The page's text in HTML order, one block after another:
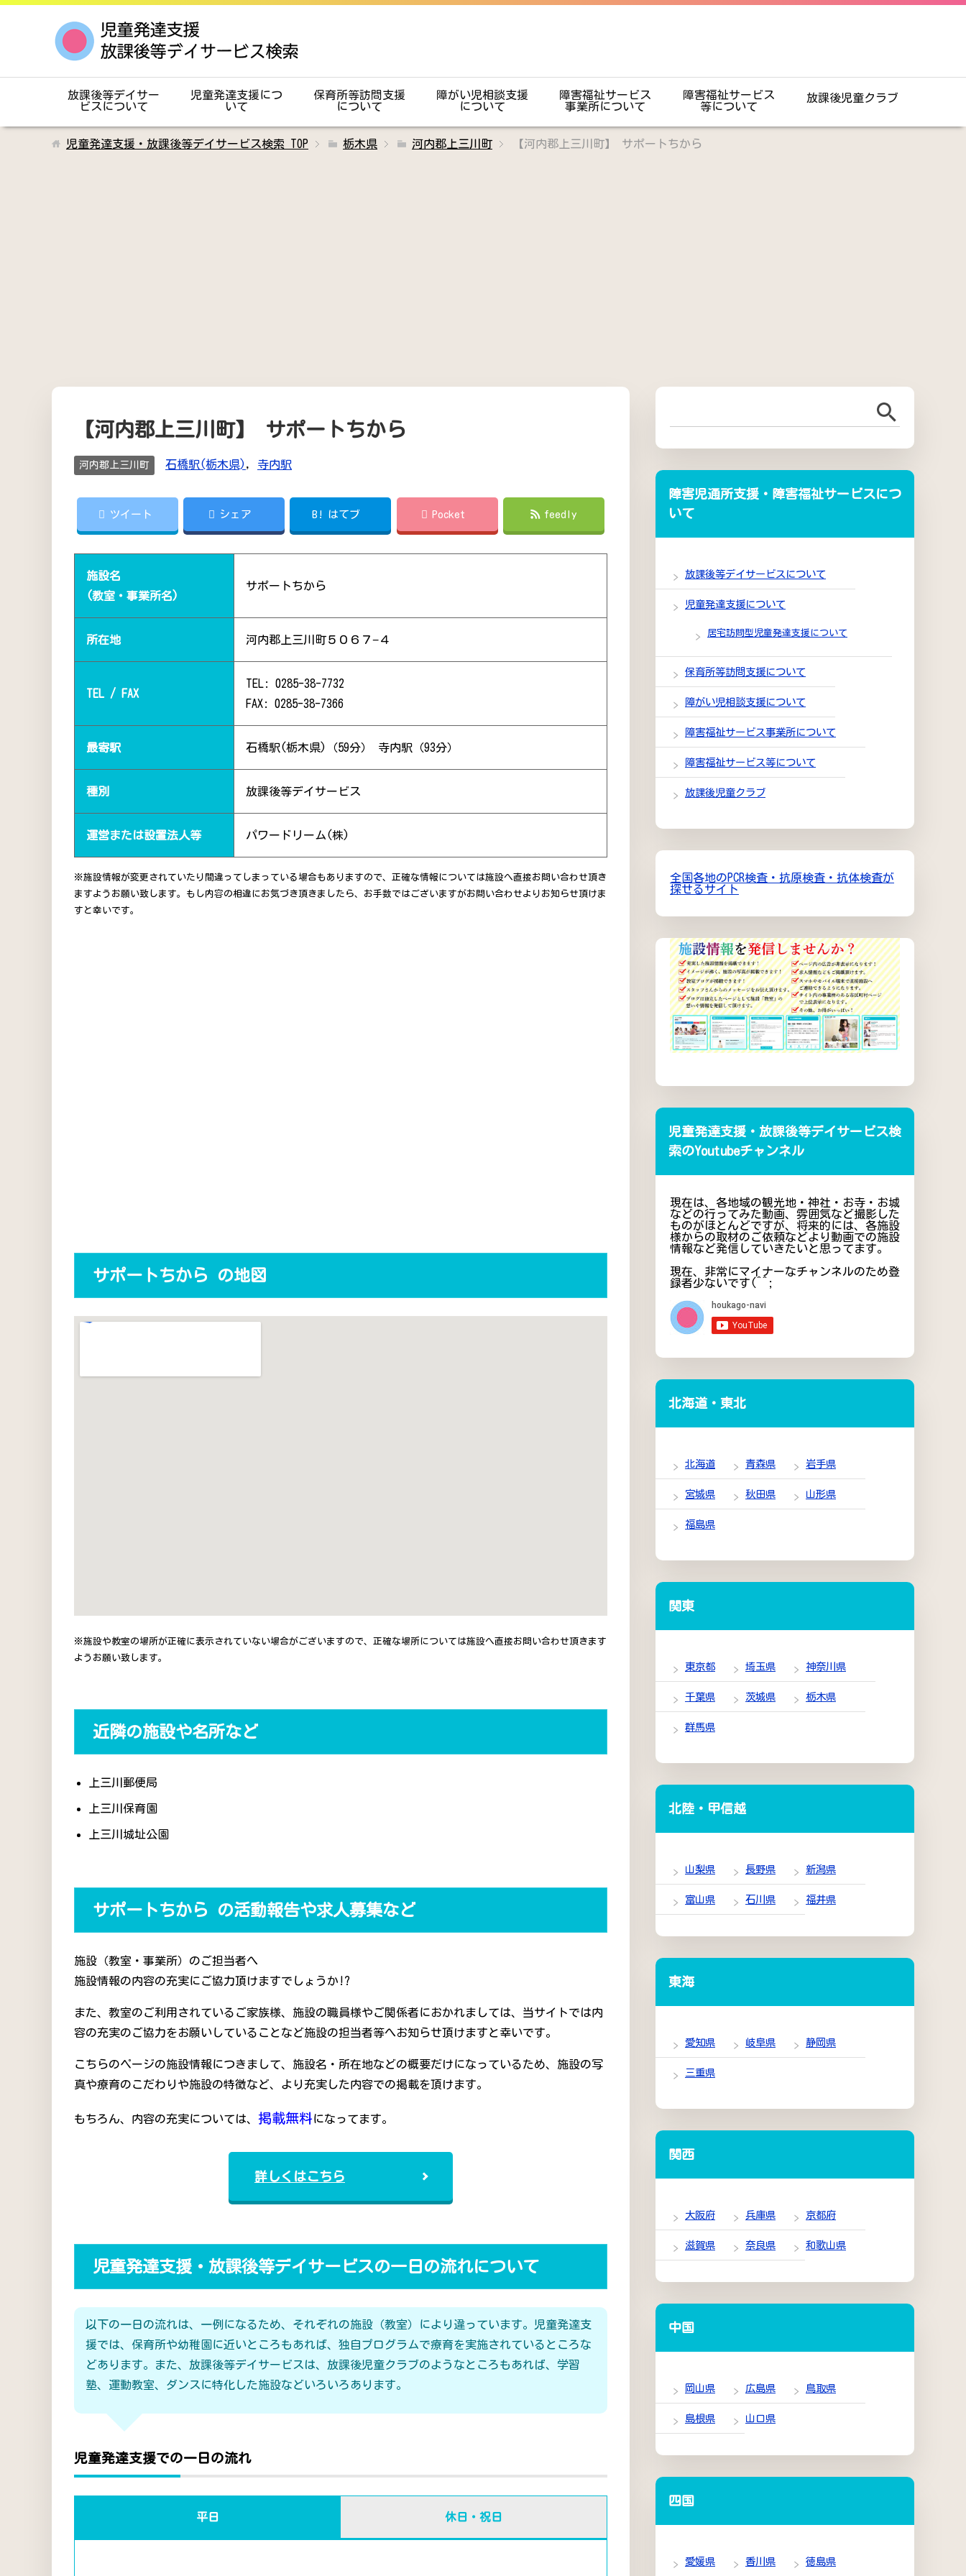
放課後等デイサー
ビスについて
児童発達支援につ
いて
保育所等訪問支援
について
障がい児相談支援
について
障害福祉サービス
事業所について
障害福祉サービス
等について
放課後児童クラブ
児童発達支援・放課後等デイサービス検索 TOP 栃木県 河内郡上三川町 【河内郡上三川町】 サポートちから
【河内郡上三川町】 サポートちから
河内郡上三川町 石橋駅(栃木県), 寺内駅
ツイート シェア B! はてブ Pocket feedly
施設名
(教室・事業所名)
サポートちから
所在地 河内郡上三川町５０６７−４
TEL / FAX
TEL: 0285-38-7732
FAX: 0285-38-7366
最寄駅 石橋駅(栃木県)（59分） 寺内駅（93分）
種別 放課後等デイサービス
運営または設置法人等 パワードリーム(株)
※施設情報が変更されていたり間違ってしまっている場合もありますので、正確な情報については施設へ直接お問い合わせ頂き
ますようお願い致します。もし内容の相違にお気づき頂きましたら、お手数ではございますがお問い合わせよりお知らせ頂けま
すと幸いです。
サポートちから の地図
※施設や教室の場所が正確に表示されていない場合がございますので、正確な場所については施設へ直接お問い合わせ頂きます
ようお願い致します。
近隣の施設や名所など
上三川郵便局
上三川保育園
上三川城址公園
サポートちから の活動報告や求人募集など
施設（教室・事業所）のご担当者へ
施設情報の内容の充実にご協力頂けますでしょうか!?
また、教室のご利用されているご家族様、施設の職員様やご関係者におかれましては、当サイトでは内
容の充実のご協力をお願いしていることなど施設の担当者等へお知らせ頂けますと幸いです。
こちらのページの施設情報につきまして、施設名・所在地などの概要だけになっているため、施設の写
真や療育のこだわりや施設の特徴など、より充実した内容での掲載を頂けます。
もちろん、内容の充実については、 掲載無料になってます。
詳しくはこちら
児童発達支援・放課後等デイサービスの一日の流れについて
以下の一日の流れは、一例になるため、それぞれの施設（教室）により違っています。児童発達支
援では、保育所や幼稚園に近いところもあれば、独自プログラムで療育を実施されているところな
どあります。また、放課後等デイサービスは、放課後児童クラブのようなところもあれば、学習
塾、運動教室、ダンスに特化した施設などいろいろあります。
児童発達支援での一日の流れ
平日 休日・祝日
障害児通所支援・障害福祉サービスにつ
いて
放課後等デイサービスについて
児童発達支援について
居宅訪問型児童発達支援について
保育所等訪問支援について
障がい児相談支援について
障害福祉サービス事業所について
障害福祉サービス等について
放課後児童クラブ
全国各地のPCR検査・抗原検査・抗体検査が
探せるサイト
児童発達支援・放課後等デイサービス検
索のYoutubeチャンネル
現在は、各地域の観光地・神社・お寺・お城
などの行ってみた動画、雰囲気など撮影した
ものがほとんどですが、将来的には、各施設
様からの取材のご依頼などより動画での施設
情報など発信していきたいと思ってます。
現在、非常にマイナーなチャンネルのため登
録者少ないです(^^;
北海道・東北
北海道 青森県 岩手県
宮城県 秋田県 山形県
福島県
関東
東京都 埼玉県 神奈川県
千葉県 茨城県 栃木県
群馬県
北陸・甲信越
山梨県 長野県 新潟県
富山県 石川県 福井県
東海
愛知県 岐阜県 静岡県
三重県
関西
大阪府 兵庫県 京都府
滋賀県 奈良県 和歌山県
中国
岡山県 広島県 鳥取県
島根県 山口県
四国
愛媛県 香川県 徳島県